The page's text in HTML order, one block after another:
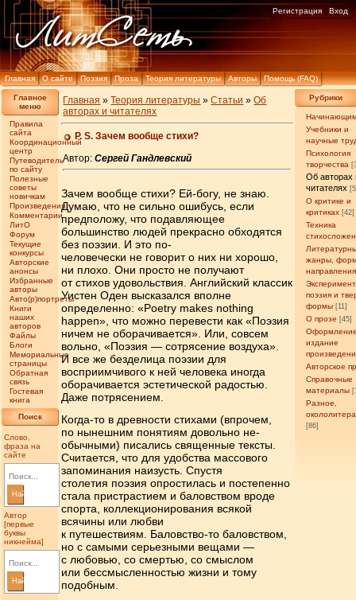
Главная О сайте Поэзия Проза Теория литературы Авторы Помощь (FAQ)
Регистрация Вход
Главное
меню
Правила
сайта
Координационный
центр
Путеводитель
по сайту
Полезные
советы
новичкам
Произведения
Комментарии
ЛитО
Форум
Текущие
конкурсы
Авторские
анонсы
Избранные
авторы
Авто(р)портреты
Книги
наших
авторов
Файлы
Блоги
Мемориальные
страницы
Обратная
связь
Гостевая
книга
Поиск
Слово,
фраза на
сайте
Найти
Автор
[первые
буквы
никнейма]
Найти
Рубрики
Учебники и
научные
Психология
творчества
Об авторах
читателях
О критике и
критиках [42]
Техника
жанры,
направления
поэзия и
формы [11]
О прозе [45]
издание
Авторское
Справочные
материалы
Разное,
[86]
Главная »Теория литературы »Статьи »Об
авторах и читателях
P. S. Зачем вообще стихи?
Автор:Сергей Гандлевский
Зачем вообще стихи? Ей-богу, не знаю.
Думаю, что не сильно ошибусь, если
предположу, что подавляющее
большинство людей прекрасно обходятся
без поэзии. И это по-
человечески не говорит о них ни хорошо,
ни плохо. Они просто не получают
от стихов удовольствия. Английский классик
Уистен Оден высказался вполне
определенно: «Poetry makes nothing
happen», что можно пе­ре­вести как «Поэзия
ничем не оборачивается». Или, совсем
вольно, «Поэ­зия — сотрясение воздуха».
И все же безделица поэзии для
восприимчивого к ней че­ловека иногда
оборачивается эстетической радостью.
Даже потрясе­нием.
Когда-то в древности стихами (впрочем,
по нынешним понятиям довольно не­
обычными) писались священные тексты.
Считается, что для удобства мас­сово­го
запоминания наизусть. Спустя
столетия поэзия опростилась и постепен­но
стала пристрастием и баловством вроде
спорта, коллекциониро­вания всякой
всячины или любви
к путешествиям. Баловство-то баловством,
но с самыми серьезными вещами —
с любовью, со смертью, со смыслом
или бессмысленно­стью жизни и тому
подобным.